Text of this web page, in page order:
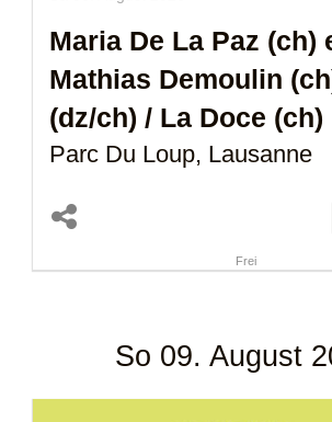
Maria De La Paz (ch)
Mathias Demoulin
(dz/ch) / La Doce (ch)
Parc Du Loup, Lausanne
Frei
So 09. August